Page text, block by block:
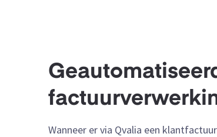
Wanneer er via Qvalia een